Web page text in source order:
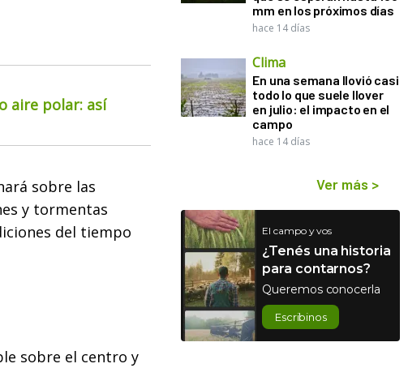
aire polar: así
sobre las
y tormentas
del tiempo
sobre el centro y
mm en los próximos días
hace 14 días
Clima
En una semana llovió casi
todo lo que suele llover
en julio: el impacto en el
campo
hace 14 días
Ver más >
El campo y vos
¿Tenés una historia
para contarnos?
Queremos conocerla
Escribinos